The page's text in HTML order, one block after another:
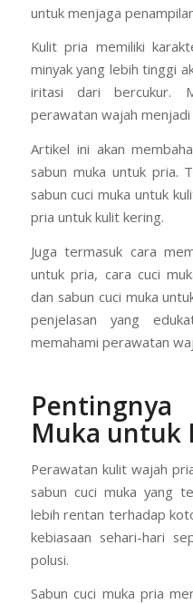
untuk menjaga
Kulit pria memiliki
minyak yang lebih tinggi
iritasi dari bercukur.
perawatan wajah menjadi
Artikel ini akan
sabun muka untuk pria.
sabun cuci muka untuk
pria untuk kulit kering.
Juga termasuk cara
untuk pria, cara cuci
dan sabun cuci muka
penjelasan yang
memahami perawatan
Muka untuk
Perawatan kulit wajah
sabun cuci muka yang
lebih rentan terhadap
kebiasaan sehari-hari
polusi.
Sabun cuci muka pria